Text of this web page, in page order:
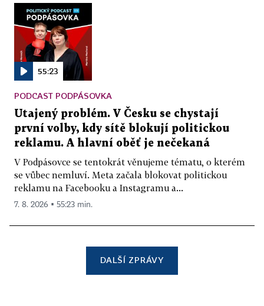
55:23
PODCAST PODPÁSOVKA
Utajený problém. V Česku se chystají
první volby, kdy sítě blokují politickou
reklamu. A hlavní oběť je nečekaná
V Podpásovce se tentokrát věnujeme tématu, o kterém
se vůbec nemluví. Meta začala blokovat politickou
reklamu na Facebooku a Instagramu a...
7. 8. 2026 ▪ 55:23 min.
DALŠÍ ZPRÁVY